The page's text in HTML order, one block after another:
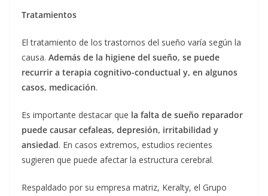
Tratamientos
El tratamiento de los trastornos del sueño varía según la
causa. Además de la higiene del sueño, se puede
recurrir a terapia cognitivo-conductual y, en algunos
casos, medicación.
Es importante destacar que la falta de sueño reparador
puede causar cefaleas, depresión, irritabilidad y
ansiedad. En casos extremos, estudios recientes
sugieren que puede afectar la estructura cerebral.
Respaldado por su empresa matriz, Keralty, el Grupo